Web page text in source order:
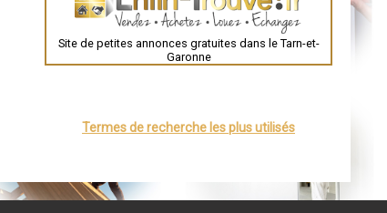
Nîmes
Auch
Grenoble
Saint-Étienne
Le Puy-en-Velay
Site de petites annonces gratuites dans le Tarn-et-
Garonne
Termes de recherche les plus utilisés